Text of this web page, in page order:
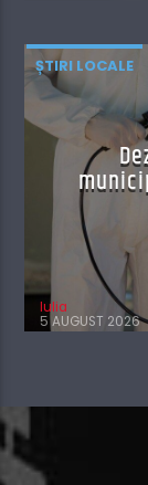
ȘTIRI LOCALE
Iulia
5 AUGUST 2026